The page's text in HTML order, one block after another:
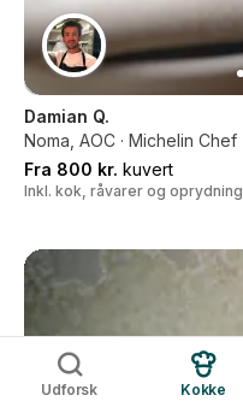
Damian Q.
Noma, AOC · Michelin Chef
Fra 800 kr. kuvert
Inkl. kok, råvarer og oprydning
Udforsk Kokke